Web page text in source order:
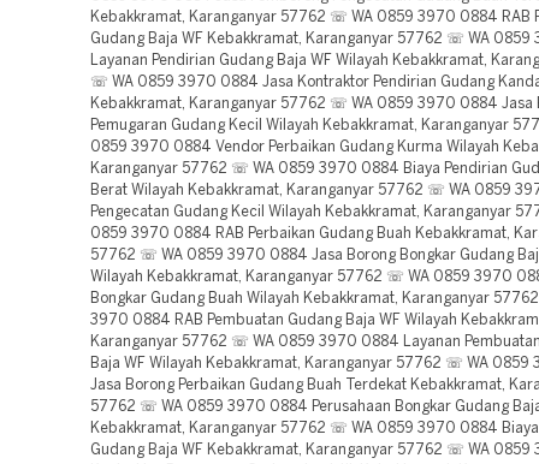
Kebakkramat, Karanganyar 57762 ☏ WA 0859 3970 0884 RAB
Gudang Baja WF Kebakkramat, Karanganyar 57762 ☏ WA
Layanan Pendirian Gudang Baja WF Wilayah Kebakkramat,
☏ WA 0859 3970 0884 Jasa Kontraktor Pendirian Gudang
Kebakkramat, Karanganyar 57762 ☏ WA 0859 3970 0884 Jasa
Pemugaran Gudang Kecil Wilayah Kebakkramat, Karanganyar
0859 3970 0884 Vendor Perbaikan Gudang Kurma Wilayah
Karanganyar 57762 ☏ WA 0859 3970 0884 Biaya Pendirian
Berat Wilayah Kebakkramat, Karanganyar 57762 ☏ WA 0859
Pengecatan Gudang Kecil Wilayah Kebakkramat, Karanganyar
0859 3970 0884 RAB Perbaikan Gudang Buah Kebakkramat,
57762 ☏ WA 0859 3970 0884 Jasa Borong Bongkar Gudang
Wilayah Kebakkramat, Karanganyar 57762 ☏ WA 0859 3970
Bongkar Gudang Buah Wilayah Kebakkramat, Karanganyar
3970 0884 RAB Pembuatan Gudang Baja WF Wilayah
Karanganyar 57762 ☏ WA 0859 3970 0884 Layanan
Baja WF Wilayah Kebakkramat, Karanganyar 57762 ☏ WA 0859
Jasa Borong Perbaikan Gudang Buah Terdekat Kebakkramat,
57762 ☏ WA 0859 3970 0884 Perusahaan Bongkar Gudang
Kebakkramat, Karanganyar 57762 ☏ WA 0859 3970 0884 Biaya
Gudang Baja WF Kebakkramat, Karanganyar 57762 ☏ WA